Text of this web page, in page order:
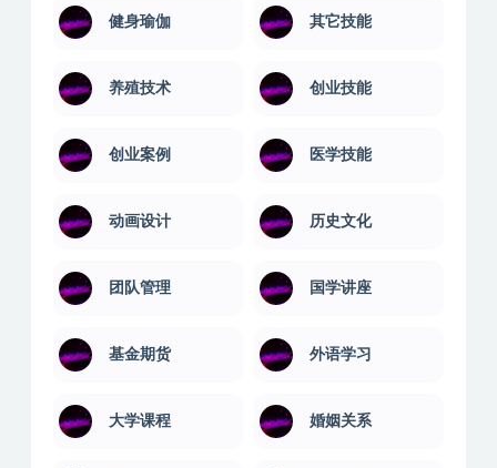
健身瑜伽 其它技能
养殖技术 创业技能
创业案例 医学技能
动画设计 历史文化
团队管理 国学讲座
基金期货 外语学习
大学课程 婚姻关系